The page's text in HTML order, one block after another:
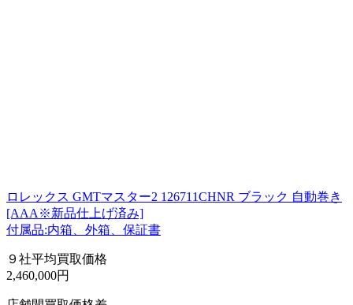
ロレックス GMTマスター2 126711CHNR ブラック 自動巻き
[AAA※新品仕上げ済み]
付属品:内箱、外箱、保証書
９社平均買取価格
2,460,000円